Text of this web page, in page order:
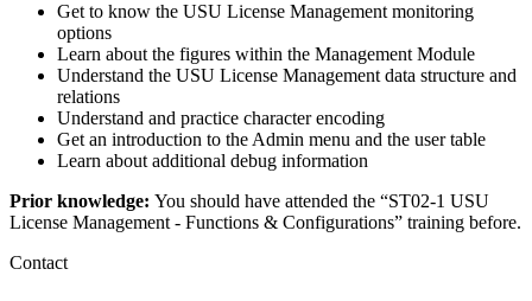
Get to know the USU License Management monitoring
options
Learn about the figures within the Management Module
Understand the USU License Management data structure and
relations
Understand and practice character encoding
Get an introduction to the Admin menu and the user table
Learn about additional debug information
Prior knowledge: You should have attended the “ST02-1 USU
License Management - Functions & Configurations” training before.
Contact